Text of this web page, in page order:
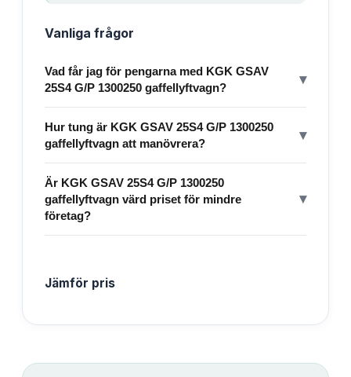
Vanliga frågor
Vad får jag för pengarna med KGK GSAV
25S4 G/P 1300250 gaffellyftvagn?
▾
Hur tung är KGK GSAV 25S4 G/P 1300250
gaffellyftvagn att manövrera?
▾
Är KGK GSAV 25S4 G/P 1300250
gaffellyftvagn värd priset för mindre
företag?
▾
Jämför pris